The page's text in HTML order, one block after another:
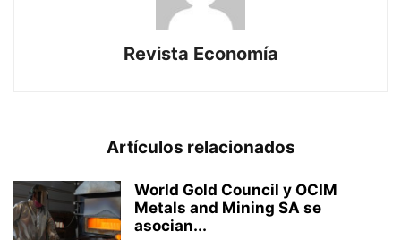
Revista Economía
Artículos relacionados
World Gold Council y OCIM
Metals and Mining SA se
asocian...